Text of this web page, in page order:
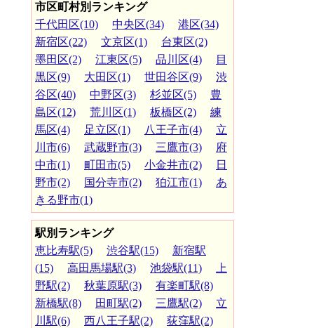
市区町村別ランキング
千代田区(10)
中央区(34)
港区(34)
新宿区(22)
文京区(1)
台東区(2)
墨田区(2)
江東区(5) 品川区(4)
目
黒区(9)
大田区(1) 世田谷区(9)
渋
谷区(40)
中野区(3) 杉並区(5)
豊
島区(12)
荒川区(1) 板橋区(2)
練
馬区(4)
足立区(1) 八王子市(4)
立
川市(6)
武蔵野市(3) 三鷹市(3)
府
中市(1)
町田市(5) 小金井市(2)
日
野市(2)
国分寺市(2) 狛江市(1)
あ
きる野市(1)
駅別ランキング
恵比寿駅(5)
渋谷駅(15)
新宿駅
(15)
高田馬場駅(3) 池袋駅(11)
上
野駅(2)
秋葉原駅(3)
有楽町駅(8)
新橋駅(8)
田町駅(2) 三鷹駅(2)
立
川駅(6)
西八王子駅(2)
荻窪駅(2)